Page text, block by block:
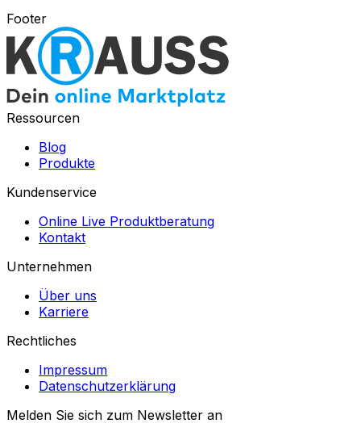
Footer
Ressourcen
Blog
Produkte
Kundenservice
Online Live Produktberatung
Kontakt
Unternehmen
Über uns
Karriere
Rechtliches
Impressum
Datenschutzerklärung
Melden Sie sich zum Newsletter an